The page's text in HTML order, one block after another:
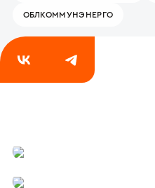
ОБЛКОММУНЭНЕРГО
19 июня 2025